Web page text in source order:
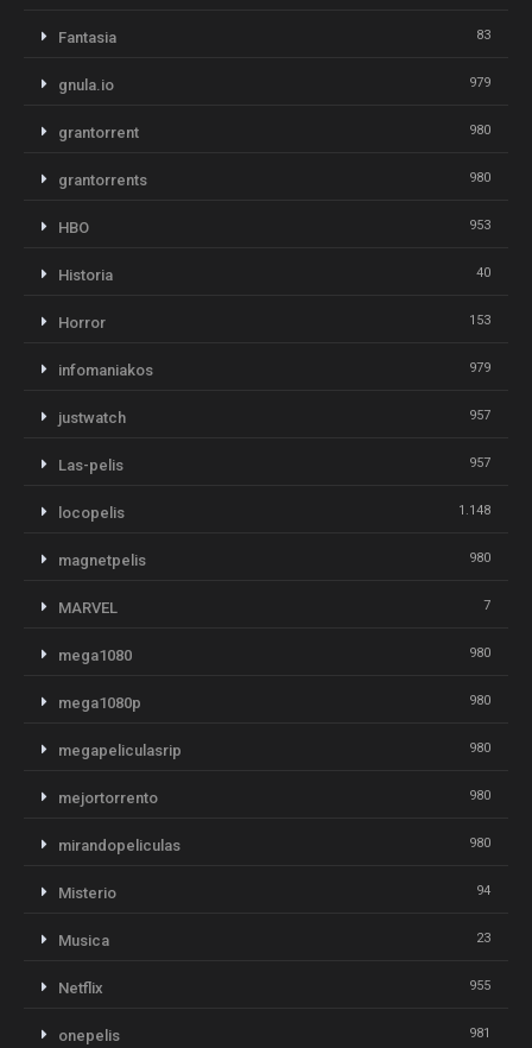
Fantasia 83
gnula.io 979
grantorrent 980
grantorrents 980
HBO 953
Historia 40
Horror 153
infomaniakos 979
justwatch 957
Las-pelis 957
locopelis 1.148
magnetpelis 980
MARVEL 7
mega1080 980
mega1080p 980
megapeliculasrip 980
mejortorrento 980
mirandopeliculas 980
Misterio 94
Musica 23
Netflix 955
onepelis 981